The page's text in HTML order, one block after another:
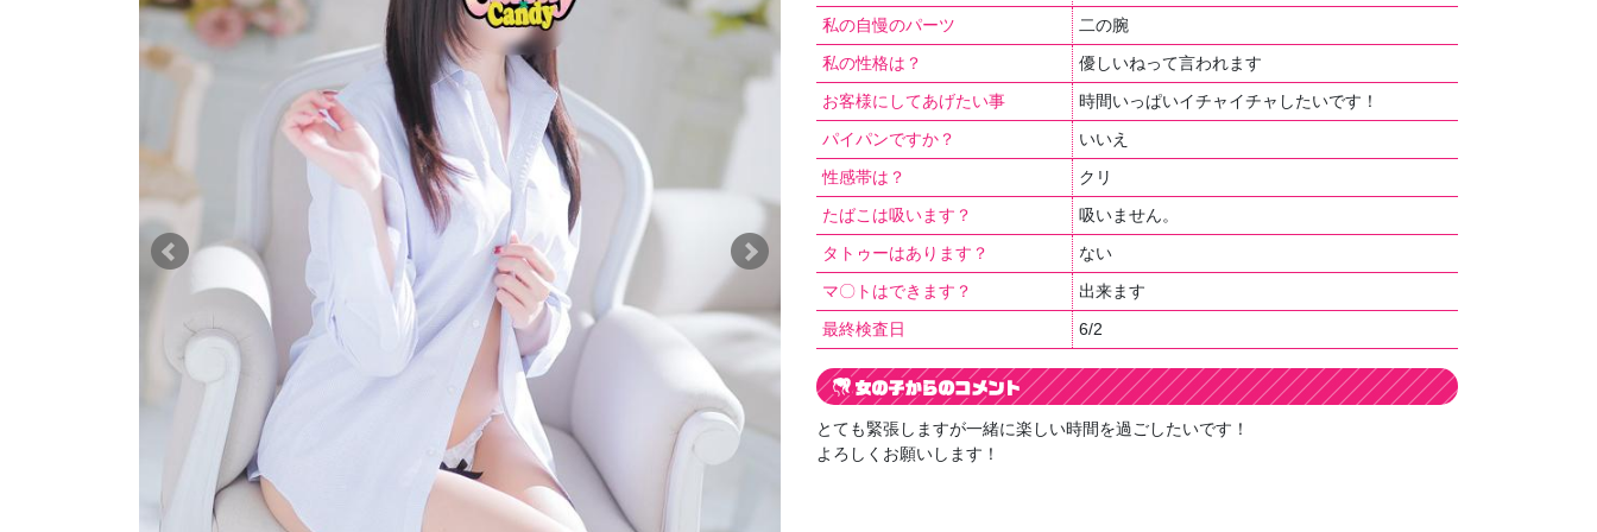
私の自慢のパーツ
二の腕
私の性格は？
優しいねって言われます
お客様にしてあげたい事
時間いっぱいイチャイチャしたいです！
パイパンですか？
いいえ
性感帯は？
クリ
たばこは吸います？
吸いません。
タトゥーはあります？
ない
マ〇トはできます？
出来ます
最終検査日
6/2
とても緊張しますが一緒に楽しい時間を過ごしたいです！
よろしくお願いします！